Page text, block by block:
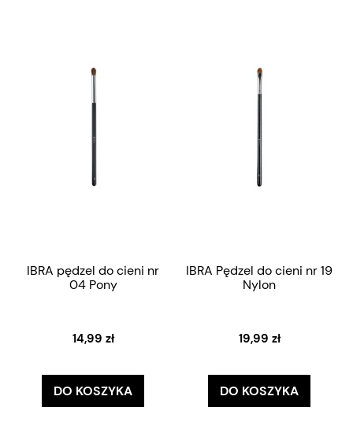
IBRA pędzel do cieni nr
04 Pony
14,99 zł
DO KOSZYKA
IBRA Pędzel do cieni nr 19
Nylon
19,99 zł
DO KOSZYKA